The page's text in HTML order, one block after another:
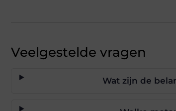
Veelgestelde vragen
Wat zijn de